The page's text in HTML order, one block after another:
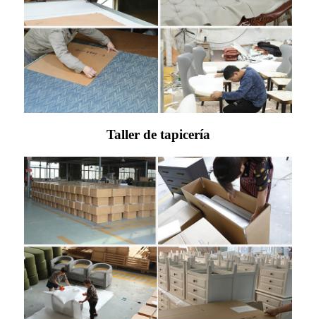
Taller de tapicería